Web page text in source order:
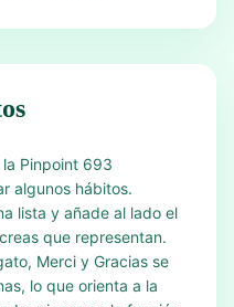
Pinpoint 693
algunos hábitos.
lista y añade al lado el
que representan.
Merci y Gracias se
lo que orienta a la